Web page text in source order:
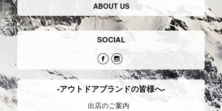
ABOUT US
SOCIAL
-アウトドアブランドの皆様へ-
出店のご案内